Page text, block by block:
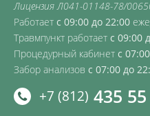
Лицензия Л041-01148-78/
Работает с 09:00 до 22:00
Травмпункт работает с 09:00
Процедурный кабинет с
Забор анализов с 07:00 до
+7 (812) 435